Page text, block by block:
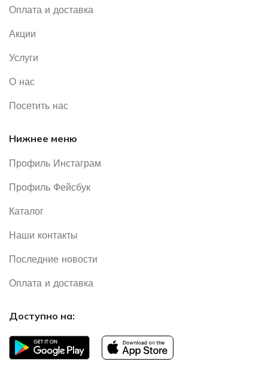
Оплата и доставка
Акции
Услуги
О нас
Посетить нас
Нижнее меню
Профиль Инстаграм
Профиль Фейсбук
Каталог
Наши контакты
Последние новости
Оплата и доставка
Доступно на: